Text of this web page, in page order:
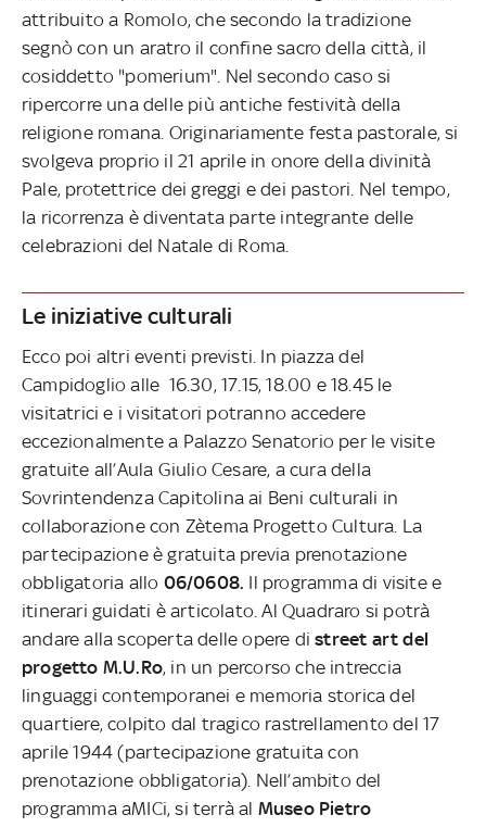
attribuito a Romolo, che secondo la tradizione
segnò con un aratro il confine sacro della città, il
cosiddetto "pomerium". Nel secondo caso si
ripercorre una delle più antiche festività della
religione romana. Originariamente festa pastorale, si
svolgeva proprio il 21 aprile in onore della divinità
Pale, protettrice dei greggi e dei pastori. Nel tempo,
la ricorrenza è diventata parte integrante delle
celebrazioni del Natale di Roma.
Le iniziative culturali
Ecco poi altri eventi previsti. In piazza del
Campidoglio alle 16.30, 17.15, 18.00 e 18.45 le
visitatrici e i visitatori potranno accedere
eccezionalmente a Palazzo Senatorio per le visite
gratuite all’Aula Giulio Cesare, a cura della
Sovrintendenza Capitolina ai Beni culturali in
collaborazione con Zètema Progetto Cultura. La
partecipazione è gratuita previa prenotazione
obbligatoria allo 06/0608. Il programma di visite e
itinerari guidati è articolato. Al Quadraro si potrà
andare alla scoperta delle opere distreet art del
progetto M.U.Ro, in un percorso che intreccia
linguaggi contemporanei e memoria storica del
quartiere, colpito dal tragico rastrellamento del 17
aprile 1944 (partecipazione gratuita con
prenotazione obbligatoria). Nell’ambito del
programma aMICi, si terrà al Museo Pietro